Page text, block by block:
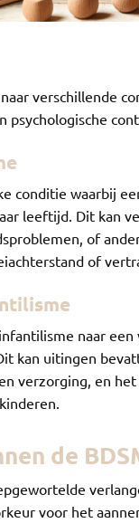
verschillende
psychologische
conditie waarbij
leeftijd. Dit kan
of
of
naar
kan uitingen
verzorging, en
de
voor het